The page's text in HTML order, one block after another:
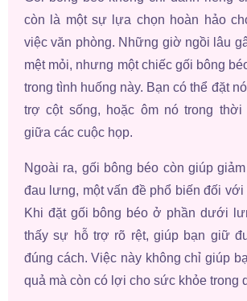
còn là một sự lựa chọn hoàn hảo
việc văn phòng. Những giờ ngồi lâu
mệt mỏi, nhưng một chiếc gối bông
trong tình huống này. Bạn có thể đặt
trợ cột sống, hoặc ôm nó trong
giữa các cuộc họp.
Ngoài ra, gối bông béo còn giúp
đau lưng, một vấn đề phổ biến đối với
Khi đặt gối bông béo ở phần dưới
thấy sự hỗ trợ rõ rệt, giúp bạn giữ
đúng cách. Việc này không chỉ giúp
quả mà còn có lợi cho sức khỏe trong